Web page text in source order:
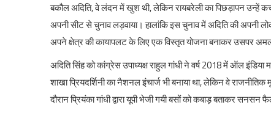
बकौल अदिति, वे लंदन में खुश थी, लेकिन रायबरेली का पिछड़ापन उन्हें
अपनी सीट से चुनाव लड़वाया। हालांकि इस चुनाव में अदिति की अपनी
अपने क्षेत्र की कायापलट के लिए एक विस्तृत योजना बनाकर उसपर
अदिति सिंह को कांग्रेस उपाध्यक्ष राहुल गांधी ने वर्ष 2018 में ऑल इंडिया
शाखा प्रियदर्शिनी का नैशनल इंचार्ज भी बनाया था, लेकिन वे
दौरान प्रियंका गांधी द्वारा यूपी भेजी गयी बसों को कबाड़ बताकर